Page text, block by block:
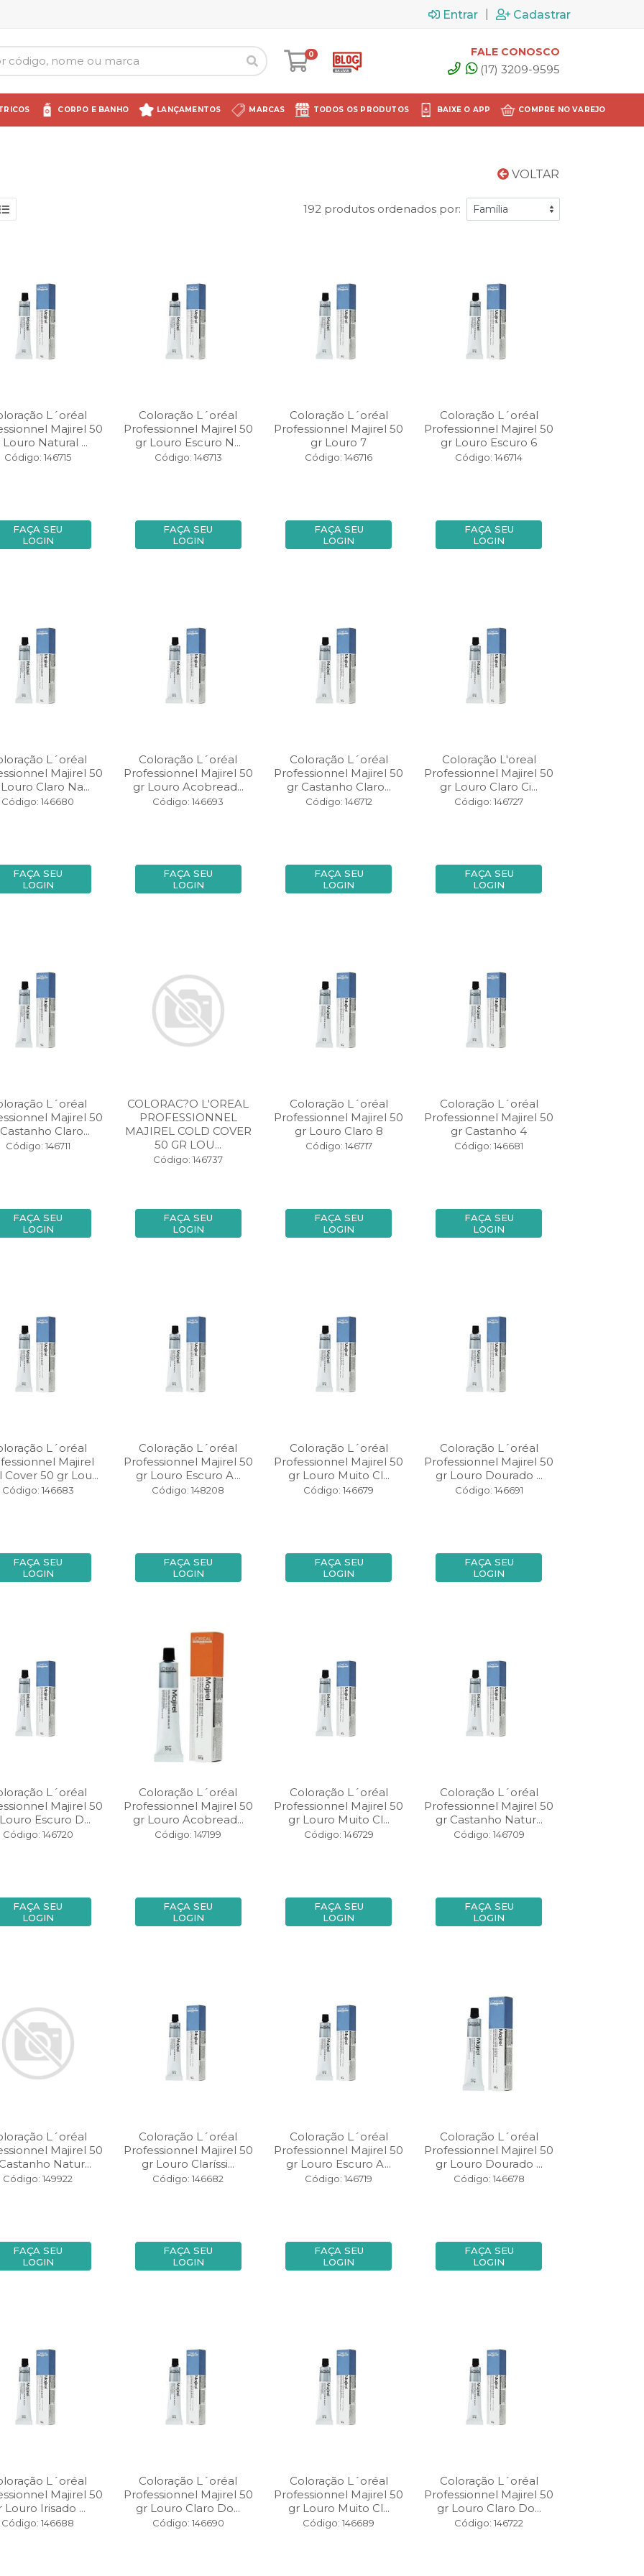
Entrar Cadastrar
0 FALE CONOSCO
(17) 3209-9595
CORPO E BANHO LANÇAMENTOS MARCAS TODOS OS PRODUTOS BAIXE O APP COMPRE NO VAREJO
VOLTAR
192 produtos ordenados por:
L´oréal
Majirel 50
Louro Natural ...
Código: 146715
FAÇA SEU
LOGIN
Coloração L´oréal
Professionnel Majirel 50
gr Louro Escuro N...
Código: 146713
FAÇA SEU
LOGIN
Coloração L´oréal
Professionnel Majirel 50
gr Louro 7
Código: 146716
FAÇA SEU
LOGIN
Coloração L´oréal
Professionnel Majirel 50
gr Louro Escuro 6
Código: 146714
FAÇA SEU
LOGIN
L´oréal
Majirel 50
Claro Na...
Código: 146680
FAÇA SEU
LOGIN
Coloração L´oréal
Professionnel Majirel 50
gr Louro Acobread...
Código: 146693
FAÇA SEU
LOGIN
Coloração L´oréal
Professionnel Majirel 50
gr Castanho Claro...
Código: 146712
FAÇA SEU
LOGIN
Coloração L'oreal
Professionnel Majirel 50
gr Louro Claro Ci...
Código: 146727
FAÇA SEU
LOGIN
L´oréal
Majirel 50
Claro...
Código: 146711
FAÇA SEU
LOGIN
COLORAC?O L'OREAL
PROFESSIONNEL
MAJIREL COLD COVER
50 GR LOU...
Código: 146737
FAÇA SEU
LOGIN
Coloração L´oréal
Professionnel Majirel 50
gr Louro Claro 8
Código: 146717
FAÇA SEU
LOGIN
Coloração L´oréal
Professionnel Majirel 50
gr Castanho 4
Código: 146681
FAÇA SEU
LOGIN
L´oréal
Majirel
Cover 50 gr Lou...
Código: 146683
FAÇA SEU
LOGIN
Coloração L´oréal
Professionnel Majirel 50
gr Louro Escuro A...
Código: 148208
FAÇA SEU
LOGIN
Coloração L´oréal
Professionnel Majirel 50
gr Louro Muito Cl...
Código: 146679
FAÇA SEU
LOGIN
Coloração L´oréal
Professionnel Majirel 50
gr Louro Dourado ...
Código: 146691
FAÇA SEU
LOGIN
L´oréal
Majirel 50
Escuro D...
Código: 146720
FAÇA SEU
LOGIN
Coloração L´oréal
Professionnel Majirel 50
gr Louro Acobread...
Código: 147199
FAÇA SEU
LOGIN
Coloração L´oréal
Professionnel Majirel 50
gr Louro Muito Cl...
Código: 146729
FAÇA SEU
LOGIN
Coloração L´oréal
Professionnel Majirel 50
gr Castanho Natur...
Código: 146709
FAÇA SEU
LOGIN
L´oréal
Majirel 50
Natur...
Código: 149922
FAÇA SEU
LOGIN
Coloração L´oréal
Professionnel Majirel 50
gr Louro Claríssi...
Código: 146682
FAÇA SEU
LOGIN
Coloração L´oréal
Professionnel Majirel 50
gr Louro Escuro A...
Código: 146719
FAÇA SEU
LOGIN
Coloração L´oréal
Professionnel Majirel 50
gr Louro Dourado ...
Código: 146678
FAÇA SEU
LOGIN
L´oréal
Majirel 50
Louro Irisado ...
Código: 146688
Coloração L´oréal
Professionnel Majirel 50
gr Louro Claro Do...
Código: 146690
Coloração L´oréal
Professionnel Majirel 50
gr Louro Muito Cl...
Código: 146689
Coloração L´oréal
Professionnel Majirel 50
gr Louro Claro Do...
Código: 146722